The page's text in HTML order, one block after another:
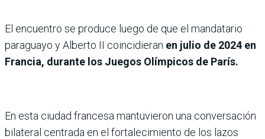
El encuentro se produce luego de que el mandatario
paraguayo y Alberto II coincidieran en julio de 2024 en
Francia, durante los Juegos Olímpicos de París.
En esta ciudad francesa mantuvieron una conversación
bilateral centrada en el fortalecimiento de los lazos